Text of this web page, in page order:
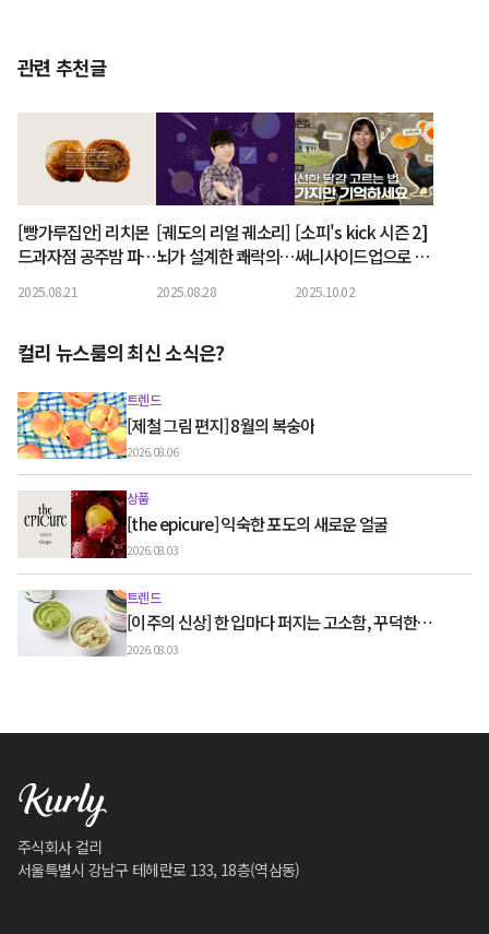
관련 추천글
[빵가루집안] 리치몬
드과자점 공주밤 파이
2025.08.21
[궤도의 리얼 궤소리]
뇌가 설계한 쾌락의
2025.08.28
[소피's kick 시즌 2]
써니사이드업으로 기
달걀 사랑
2025.10.02
컬리 뉴스룸의 최신 소식은?
트렌드
[제철 그림 편지] 8월의 복숭아
2026.08.06
상품
[the epicure] 익숙한 포도의 새로운 얼굴
2026.08.03
트렌드
[이주의 신상] 한 입마다 퍼지는 고소함, 꾸덕한
그릭요거트와 우유 디저트
2026.08.03
주식회사 컬리
서울특별시 강남구 테헤란로 133, 18층(역삼동)